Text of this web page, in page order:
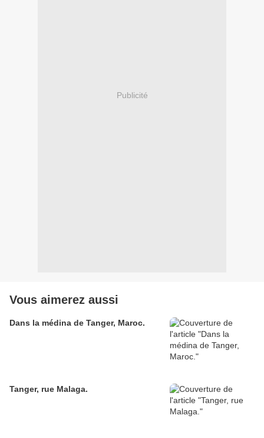
Publicité
Vous aimerez aussi
Dans la médina de Tanger, Maroc.
Tanger, rue Malaga.